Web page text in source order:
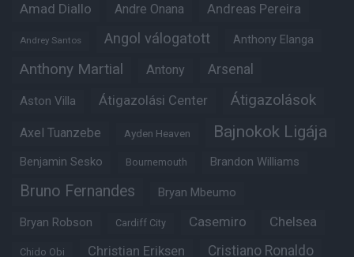
Amad Diallo Andre Onana Andreas Pereira
Andrey Santos Angol válogatott Anthony Elanga
Anthony Martial Antony Arsenal
Aston Villa Átigazolási Center Átigazolások
Axel Tuanzebe Ayden Heaven Bajnokok Ligája
Benjamin Sesko Bournemouth Brandon Williams
Bruno Fernandes Bryan Mbeumo
Bryan Robson Cardiff City Casemiro Chelsea
Chido Obi Christian Eriksen Cristiano Ronaldo